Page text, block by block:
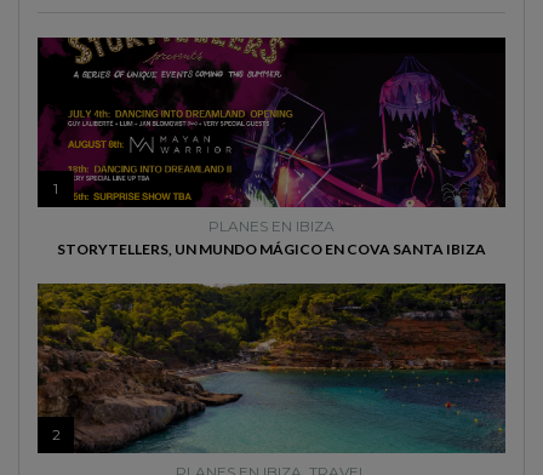
1
PLANES EN IBIZA
STORYTELLERS, UN MUNDO MÁGICO EN COVA SANTA IBIZA
2